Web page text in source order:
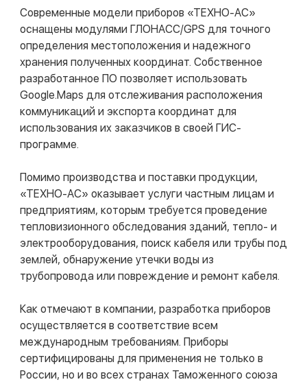
Современные модели приборов «ТЕХНО-АС»
оснащены модулями ГЛОНАСС/GPS для точного
определения местоположения и надежного
хранения полученных координат. Собственное
разработанное ПО позволяет использовать
Google.Maps для отслеживания расположения
коммуникаций и экспорта координат для
использования их заказчиков в своей ГИС-
программе.
Помимо производства и поставки продукции,
«ТЕХНО-АС» оказывает услуги частным лицам и
предприятиям, которым требуется проведение
тепловизионного обследования зданий, тепло- и
электрооборудования, поиск кабеля или трубы под
землей, обнаружение утечки воды из
трубопровода или повреждение и ремонт кабеля.
Как отмечают в компании, разработка приборов
осуществляется в соответствие всем
международным требованиям. Приборы
сертифицированы для применения не только в
России, но и во всех странах Таможенного союза